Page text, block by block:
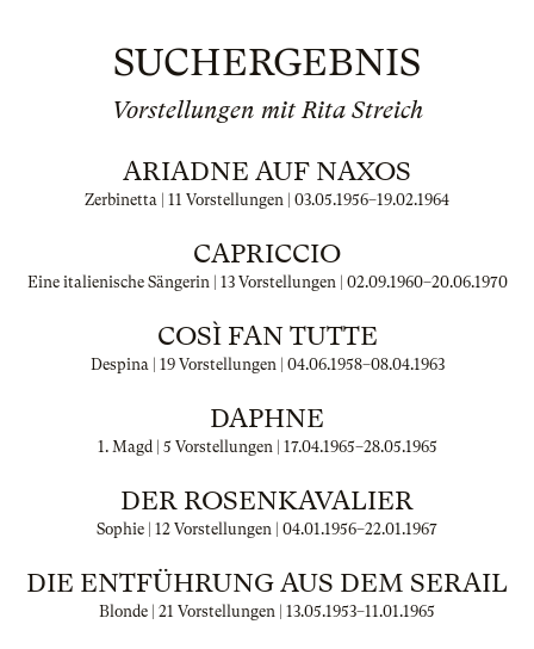
SUCHERGEBNIS
Vorstellungen mit Rita Streich
ARIADNE AUF NAXOS
Zerbinetta | 11 Vorstellungen | 03.05.1956–19.02.1964
CAPRICCIO
Eine italienische Sängerin | 13 Vorstellungen | 02.09.1960–20.06.1970
COSÌ FAN TUTTE
Despina | 19 Vorstellungen | 04.06.1958–08.04.1963
DAPHNE
1. Magd | 5 Vorstellungen | 17.04.1965–28.05.1965
DER ROSENKAVALIER
Sophie | 12 Vorstellungen | 04.01.1956–22.01.1967
DIE ENTFÜHRUNG AUS DEM SERAIL
Blonde | 21 Vorstellungen | 13.05.1953–11.01.1965